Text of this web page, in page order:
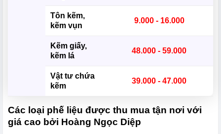
Tôn kẽm,
kẽm vụn
9.000 - 16.000
Kẽm giấy,
kẽm lá
48.000 - 59.000
Vật tư chứa
kẽm
39.000 - 47.000
Các loại phế liệu được thu mua tận nơi với
giá cao bởi Hoàng Ngọc Diệp